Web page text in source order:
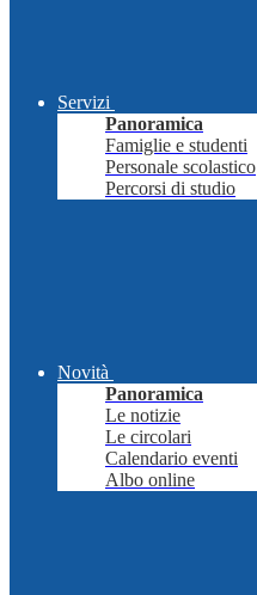
Servizi
Panoramica
Famiglie e studenti
Personale scolastico
Percorsi di studio
Novità
Panoramica
Le notizie
Le circolari
Calendario eventi
Albo online